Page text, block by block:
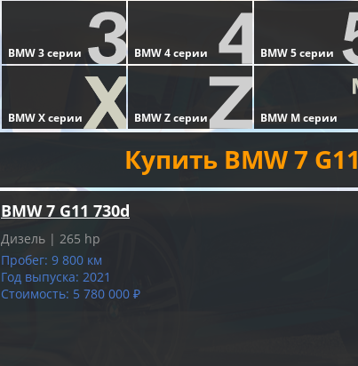
Купить BMW 7 G11
BMW 7 G11 730d
Дизель | 265 hp
Пробег: 9 800 км
Год выпуска: 2021
Стоимость: 5 780 000 ₽